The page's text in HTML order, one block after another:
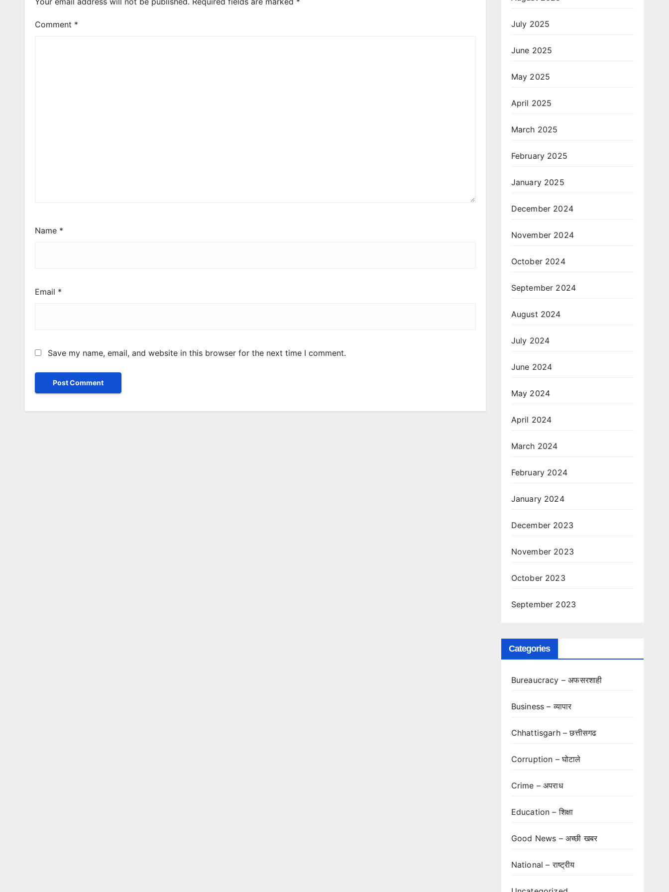
Comment *
Name *
Email *
Save my name, email, and website in this browser for the next time I comment.
July 2025
June 2025
May 2025
April 2025
March 2025
February 2025
January 2025
December 2024
November 2024
October 2024
September 2024
August 2024
July 2024
June 2024
May 2024
April 2024
March 2024
February 2024
January 2024
December 2023
November 2023
October 2023
September 2023
Categories
Bureaucracy – अफसरशाही
Business – व्यापार
Chhattisgarh – छत्तीसगढ
Corruption – घोटाले
Crime – अपराध
Education – शिक्षा
Good News – अच्छी खबर
National – राष्ट्रीय